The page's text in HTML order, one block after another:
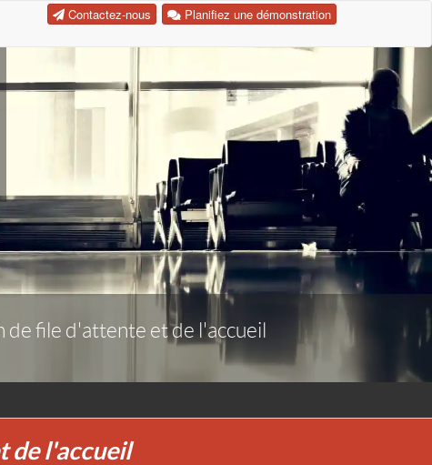
Planifiez une démonstration
Contactez-nous
de file d'attente et de l'accueil
de l'accueil